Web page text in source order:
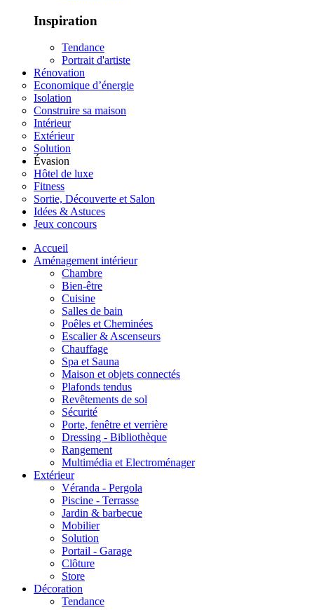
Inspiration
Tendance
Portrait d'artiste
Rénovation
Economique d’énergie
Isolation
Construire sa maison
Intérieur
Extérieur
Solution
Évasion
Hôtel de luxe
Fitness
Sortie, Découverte et Salon
Idées & Astuces
Jeux concours
Accueil
Aménagement intérieur
Chambre
Bien-être
Cuisine
Salles de bain
Poêles et Cheminées
Escalier & Ascenseurs
Chauffage
Spa et Sauna
Maison et objets connectés
Plafonds tendus
Revêtements de sol
Sécurité
Porte, fenêtre et verrière
Dressing - Bibliothèque
Rangement
Multimédia et Electroménager
Extérieur
Véranda - Pergola
Piscine - Terrasse
Jardin & barbecue
Mobilier
Solution
Portail - Garage
Clôture
Store
Décoration
Tendance